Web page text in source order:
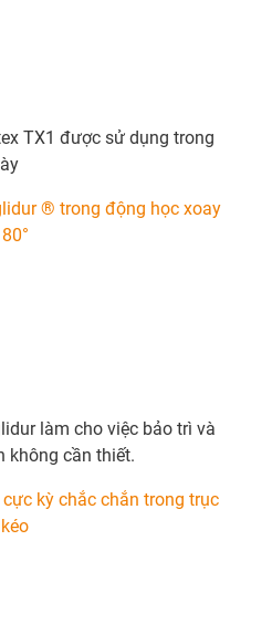
TX1 được sử dụng trong
® trong động học xoay
làm cho việc bảo trì và
không cần thiết.
kỳ chắc chắn trong trục